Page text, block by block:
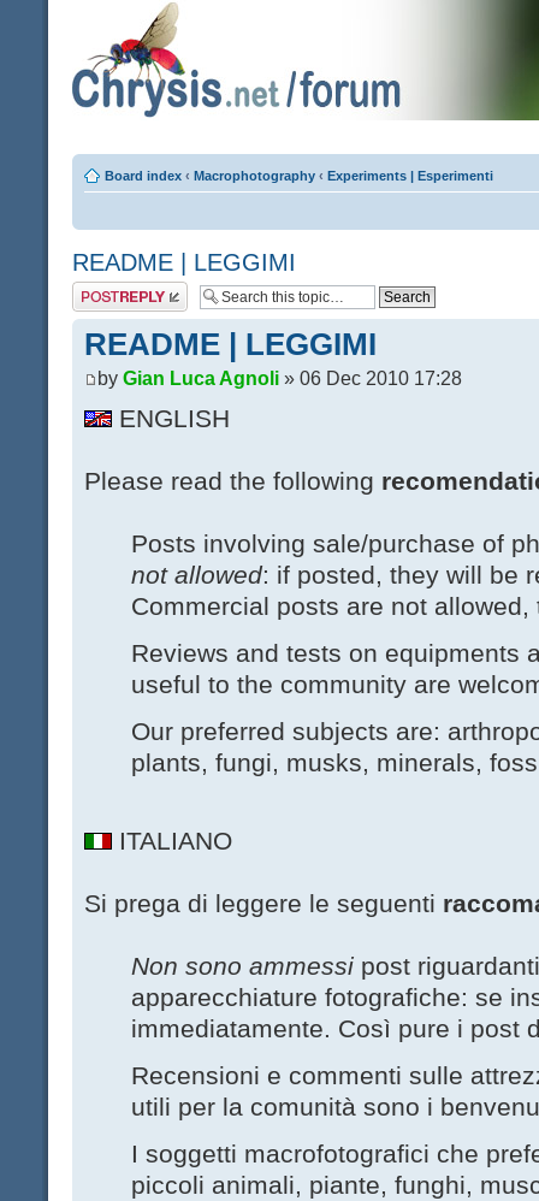
Board index ‹ Macrophotography ‹ Experiments | Esperimenti
README | LEGGIMI
Post a reply
README | LEGGIMI
by Gian Luca Agnoli » 06 Dec 2010 17:28
ENGLISH
Please read the following
Posts involving sale/purchase of
not allowed: if posted, they will be
Commercial posts are not allowed,
Reviews and tests on equipments
useful to the community are
Our preferred subjects are:
plants, fungi, musks, minerals,
ITALIANO
Si prega di leggere le seguenti
Non sono ammessi post
apparecchiature fotografiche: se
immediatamente. Così pure i post
Recensioni e commenti sulle
utili per la comunità sono i
I soggetti macrofotografici che
piccoli animali, piante, funghi,